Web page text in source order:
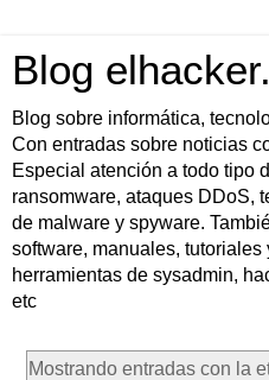
Blog
Blog sobre informática,
Con entradas sobre noticias
Especial atención a todo tipo
ransomware, ataques DDoS,
de malware y spyware.
software, manuales,
herramientas de sysadmin,
etc
Mostrando entradas con la